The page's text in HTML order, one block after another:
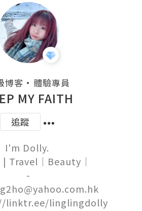
博客 ・ 體驗專員
MY FAITH
追蹤
I'm Dolly.
-
linktr.ee/linglingdolly